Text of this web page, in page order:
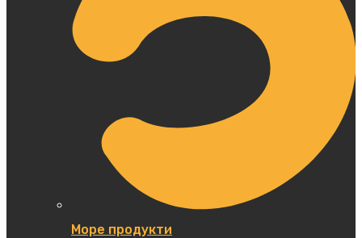
Море продукти